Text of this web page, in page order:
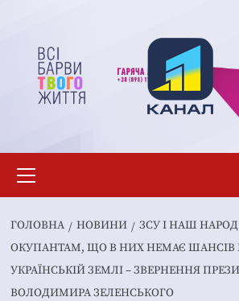
вмісту
меню
ГОЛОВНА НОВИНИ
ЗСУ І НАШ
ОКУПАНТАМ, ЩО В НИХ НЕМАЄ ШАНСІВ
УКРАЇНСЬКІЙ ЗЕМЛІ – ЗВЕРНЕННЯ
ВОЛОДИМИРА ЗЕЛЕНСЬКОГО